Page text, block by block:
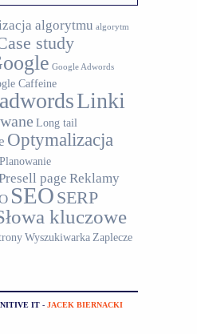
algorytmu algorytm
study
Google Adwords
Caffeine
Linki
Long tail
Optymalizacja
Planowanie
page Reklamy
SEO SERP
kluczowe
Wyszukiwarka Zaplecze
IT - JACEK BIERNACKI